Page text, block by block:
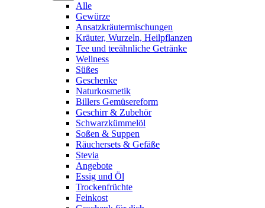
Alle
Gewürze
Ansatzkräutermischungen
Kräuter, Wurzeln, Heilpflanzen
Tee und teeähnliche Getränke
Wellness
Süßes
Geschenke
Naturkosmetik
Billers Gemüsereform
Geschirr & Zubehör
Schwarzkümmelöl
Soßen & Suppen
Räuchersets & Gefäße
Stevia
Angebote
Essig und Öl
Trockenfrüchte
Feinkost